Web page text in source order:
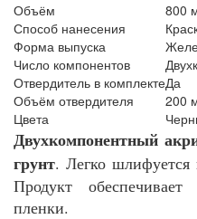
Объём
800
Способ нанесения
Форма выпуска
Число компонентов
Отвердитель в комплектеДа
Объём отвердителя
200
Цвета
Двухкомпонентный
грунт. Легко
Продукт обеспечивает
пленки.